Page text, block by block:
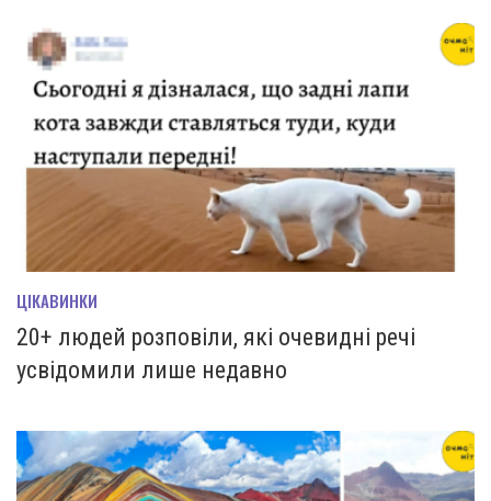
ЦІКАВИНКИ
20+ людей розповіли, які очевидні речі
усвідомили лише недавно